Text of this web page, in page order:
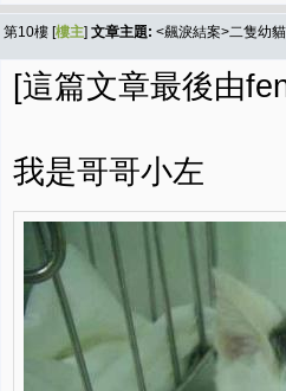
第10樓 [樓主] 文章主題: <飆淚結案>二隻幼
[這篇文章最後由
我是哥哥小左